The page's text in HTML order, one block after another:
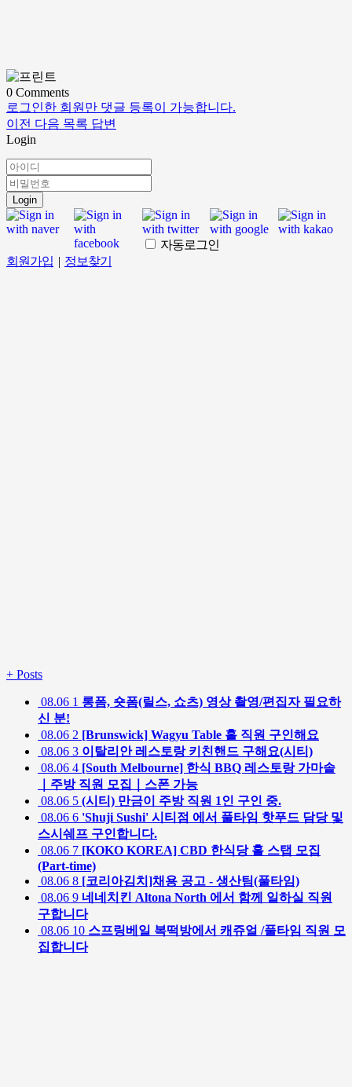
0 Comments
로그인한 회원만 댓글 등록이 가능합니다.
이전 다음 목록 답변
Login
Login
자동로그인
회원가입 | 정보찾기
+ Posts
08.06 1 롱폼, 숏폼(릴스, 쇼츠) 영상 촬영/편집자 필요하
신 분!
08.06 2 [Brunswick] Wagyu Table 홀 직원 구인해요
08.06 3 이탈리안 레스토랑 키친핸드 구해요(시티)
08.06 4 [South Melbourne] 한식 BBQ 레스토랑 가마솥
｜주방 직원 모집｜스폰 가능
08.06 5 (시티) 만금이 주방 직원 1인 구인 중.
08.06 6 'Shuji Sushi' 시티점 에서 풀타임 핫푸드 담당 및
스시쉐프 구인합니다.
08.06 7 [KOKO KOREA] CBD 한식당 홀 스탭 모집
(Part-time)
08.06 8 [코리아김치]채용 공고 - 생산팀(풀타임)
08.06 9 네네치킨 Altona North 에서 함께 일하실 직원
구합니다
08.06 10 스프링베일 복떡방에서 캐쥬얼 /풀타임 직원 모
집합니다